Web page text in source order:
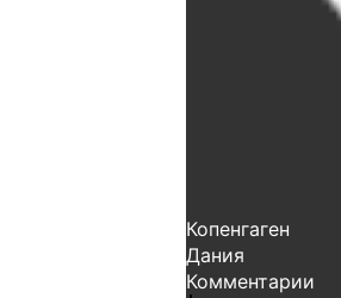
Копенгаген
Дания
Комментарии